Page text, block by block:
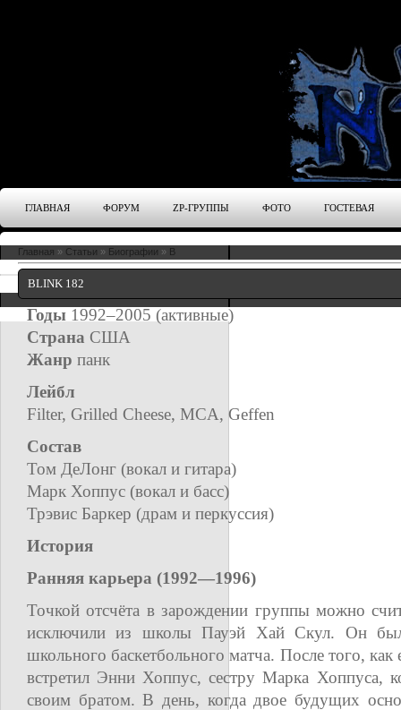
ГЛАВНАЯ ФОРУМ ZP-ГРУППЫ ФОТО ГОСТЕВАЯ
Главная » Статьи » Биографии » B
BLINK 182
Годы 1992–2005 (активные)
Страна США
Жанр панк
Лейбл
Filter, Grilled Cheese, MCA, Geffen
Состав
Том ДеЛонг (вокал и гитара)
Марк Хоппус (вокал и басс)
Трэвис Баркер (драм и перкуссия)
История
Ранняя карьера (1992—1996)
Точкой отсчёта в зарождении группы можно
исключили из школы Пауэй Хай Скул. Он
школьного баскетбольного матча. После того,
встретил Энни Хоппус, сестру Марка Хоппуса,
своим братом. В день, когда двое будущих